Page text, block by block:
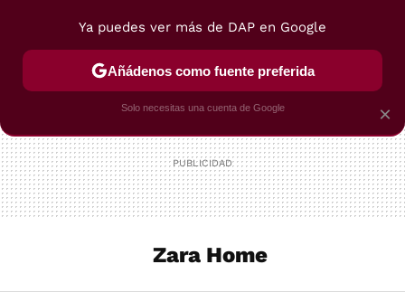
POSTRES VIAJES SELECCIÓN VEGUI
Zara Home
×
Ya puedes ver más de DAP en Google
Añádenos como fuente preferida
Solo necesitas una cuenta de Google